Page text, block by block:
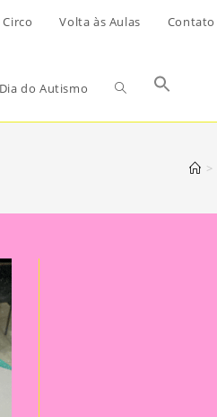
Volta às Aulas Contato
do Autismo
>